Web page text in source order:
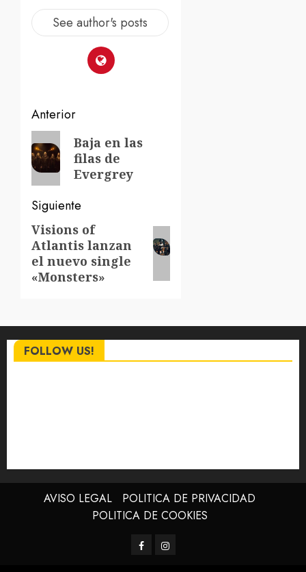
See author's posts
Navegación
de
entradas
Anterior
Entrada
anterior:
Baja en las
filas de
Evergrey
Siguiente
Siguiente
entrada:
Visions of
Atlantis lanzan
el nuevo single
«Monsters»
FOLLOW US!
AVISO LEGAL
POLITICA DE PRIVACIDAD
POLITICA DE COOKIES
FacebookInstagram